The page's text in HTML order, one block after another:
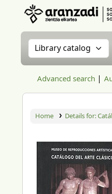
Search the catalog
Advanced search
Home Details for: